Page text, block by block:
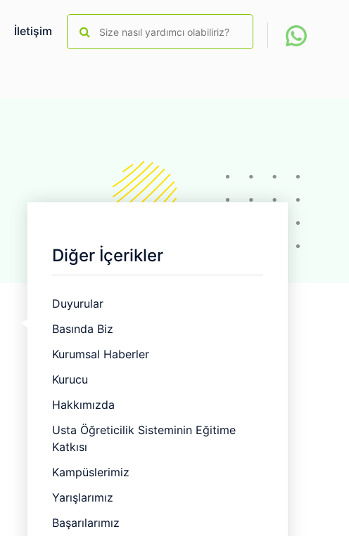
İletişim Kampüslerimiz
Diğer İçerikler
Duyurular
Basında Biz
Kurumsal Haberler
Kurucu
Hakkımızda
Usta Öğreticilik Sisteminin Eğitime
Katkısı
Kampüslerimiz
Yarışlarımız
Başarılarımız